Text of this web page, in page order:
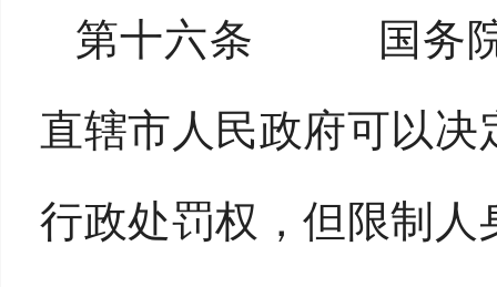
第十六条 国务院
直辖市人民政府可以
行政处罚权，但限制